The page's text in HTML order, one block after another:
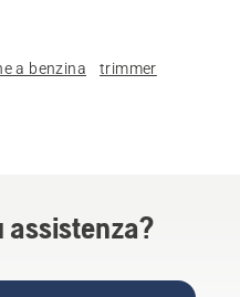
a benzina
trimmer
assistenza?